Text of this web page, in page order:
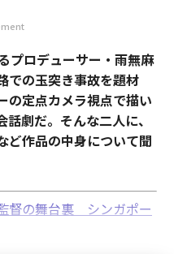
プロデューサー・雨無麻
での玉突き事故を題材
の定点カメラ視点で描い
劇だ。そんな二人に、
ど作品の中身について聞
督の舞台裏 シンガポー